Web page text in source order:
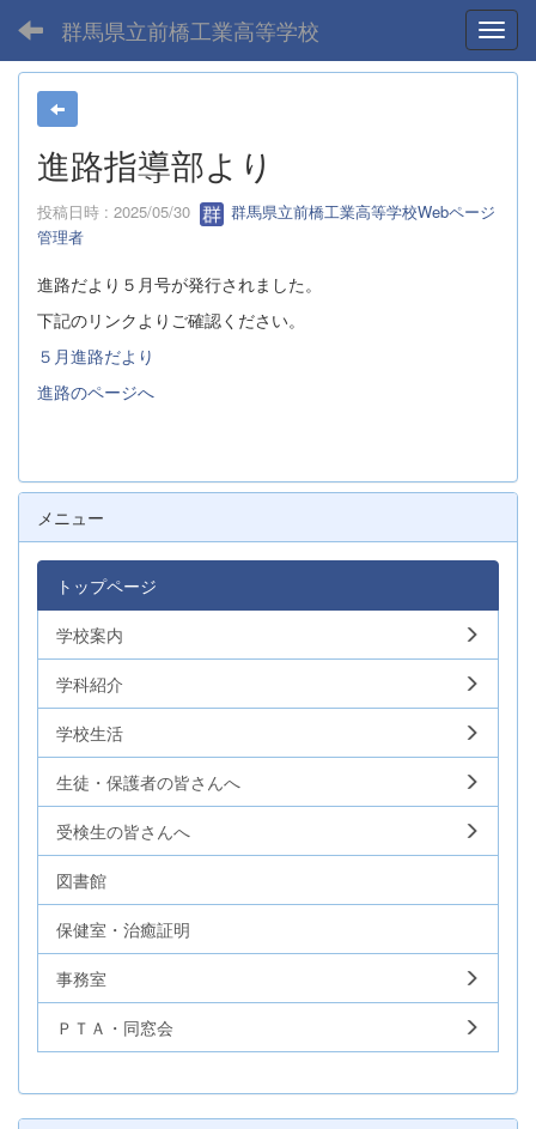
群馬県立前橋工業高等学校
進路指導部より
投稿日時 : 2025/05/30
群馬県立前橋工業高等学校Webページ
管理者
進路だより５月号が発行されました。
下記のリンクよりご確認ください。
５月進路だより
進路のページへ
メニュー
トップページ
学校案内
学科紹介
学校生活
生徒・保護者の皆さんへ
受検生の皆さんへ
図書館
保健室・治癒証明
事務室
ＰＴＡ・同窓会